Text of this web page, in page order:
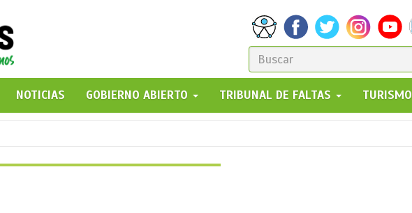
FORMULARIO
DE
BÚSQUEDA
GO!
NOTICIAS GOBIERNO ABIERTO TRIBUNAL DE FALTAS TURISMO